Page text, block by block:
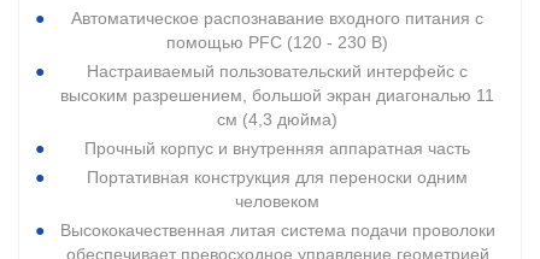
Автоматическое распознавание входного питания с
помощью PFC (120 - 230 В)
Настраиваемый пользовательский интерфейс с
высоким разрешением, большой экран диагональю 11
см (4,3 дюйма)
Прочный корпус и внутренняя аппаратная часть
Портативная конструкция для переноски одним
человеком
Высококачественная литая система подачи проволоки
обеспечивает превосходное управление геометрией